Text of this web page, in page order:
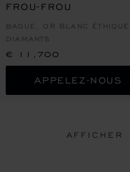
FROU-FROU
BAGUE, OR BLANC ÉTHIQUE,
DIAMANTS
€ 11,700
APPELEZ-NOUS
AFFICHER